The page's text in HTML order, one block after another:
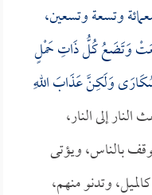
وتسعة وتسعين،
وَتَضَعُ كُلُّ ذَاتِ حَمْلٍ
وَلَكِنَّ عَذَابَ اللهِ
النار إلى النار،
بالناس، ويؤتى
وتدنو منهم،